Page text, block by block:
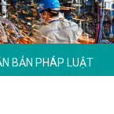
BẢN PHÁP LUẬT